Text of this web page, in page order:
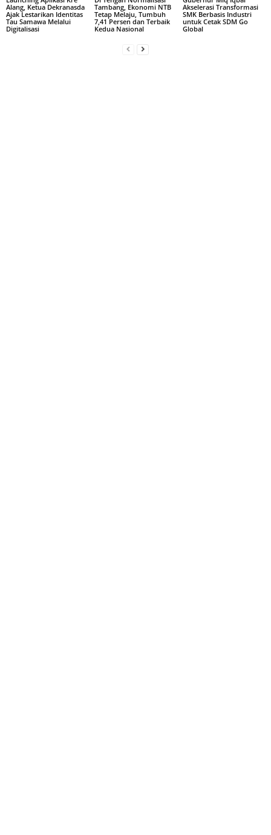
Alang, Ketua Dekranasda
Ajak Lestarikan Identitas
Tau Samawa Melalui
Digitalisasi
Tambang, Ekonomi NTB
Tetap Melaju, Tumbuh
7,41 Persen dan Terbaik
Kedua Nasional
Akselerasi Transformasi
SMK Berbasis Industri
untuk Cetak SDM Go
Global